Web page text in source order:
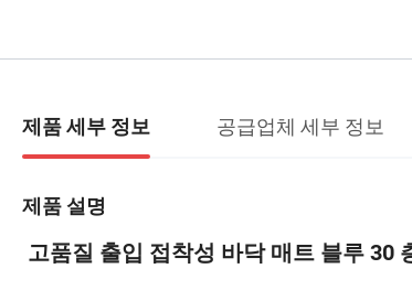
제품 세부 정보 공급업체 세부 정보
제품 설명
고품질 출입 접착성 바닥 매트 블루 30